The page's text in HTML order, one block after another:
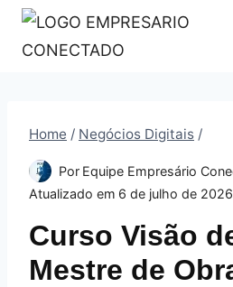
Pular
para
Home / Negócios Digitais /
Por Equipe Empresário
Atualizado em 6 de julho de
Curso Visão
Mestre de